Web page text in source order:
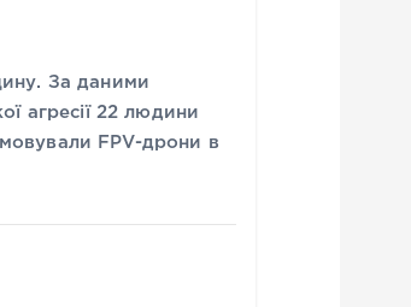
За даними
агресії 22 людини
FPV-дрони в